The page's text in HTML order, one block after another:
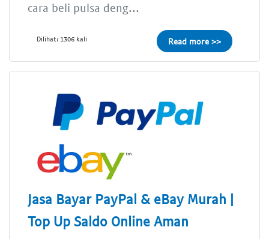
cara beli pulsa deng...
Dilihat: 1306 kali Read more >>
Jasa Bayar PayPal & eBay Murah |
Top Up Saldo Online Aman